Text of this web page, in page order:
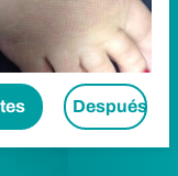
Después